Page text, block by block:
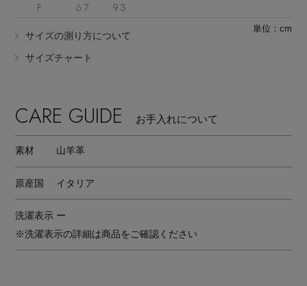
F 6.7 9.3
サイズの測り方について
サイズチャート
単位：cm
CARE GUIDE お手入れについて
素材 山羊革
原産国 イタリア
洗濯表示 ー
※洗濯表示の詳細は商品をご確認ください